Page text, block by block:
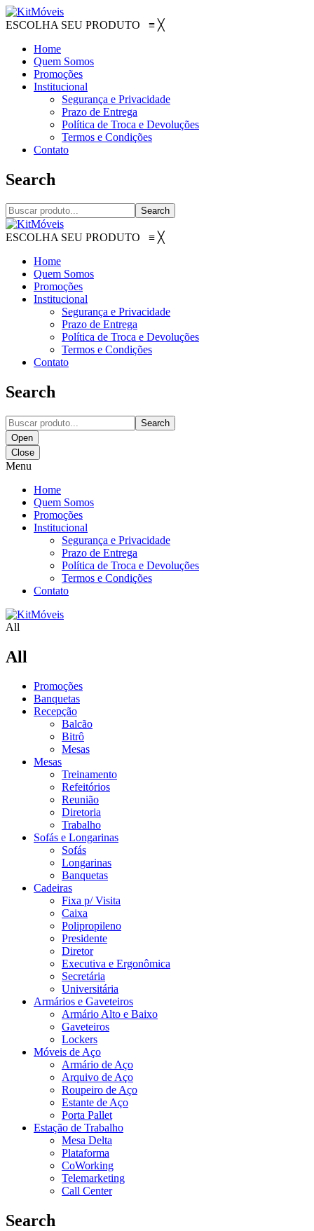
ESCOLHA SEU PRODUTO ≡ ╳
Home
Quem Somos
Promoções
Institucional
Segurança e Privacidade
Prazo de Entrega
Política de Troca e Devoluções
Termos e Condições
Contato
Search
Search
ESCOLHA SEU PRODUTO ≡ ╳
Home
Quem Somos
Promoções
Institucional
Segurança e Privacidade
Prazo de Entrega
Política de Troca e Devoluções
Termos e Condições
Contato
Search
Search
Open
Close
Menu
Home
Quem Somos
Promoções
Institucional
Segurança e Privacidade
Prazo de Entrega
Política de Troca e Devoluções
Termos e Condições
Contato
All
All
Promoções
Banquetas
Recepção
Balcão
Bitrô
Mesas
Mesas
Treinamento
Refeitórios
Reunião
Diretoria
Trabalho
Sofás e Longarinas
Sofás
Longarinas
Banquetas
Cadeiras
Fixa p/ Visita
Caixa
Polipropileno
Presidente
Diretor
Executiva e Ergonômica
Secretária
Universitária
Armários e Gaveteiros
Armário Alto e Baixo
Gaveteiros
Lockers
Móveis de Aço
Armário de Aço
Arquivo de Aço
Roupeiro de Aço
Estante de Aço
Porta Pallet
Estação de Trabalho
Mesa Delta
Plataforma
CoWorking
Telemarketing
Call Center
Search